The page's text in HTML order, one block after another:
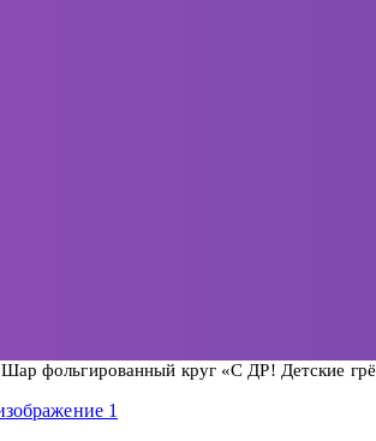
Шар фольгированный круг «С ДР! Детские